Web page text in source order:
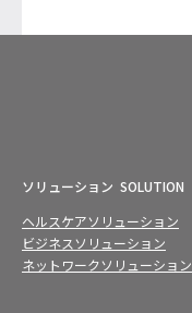
ソリューション SOLUTION
ヘルスケアソリューション
ビジネスソリューション
ネットワークソリューション